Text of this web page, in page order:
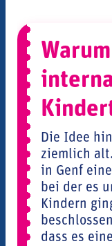
Die Idee
ziemlich
in Genf
bei der es
Kindern
dass es